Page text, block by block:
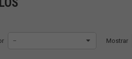
-- Mostrar